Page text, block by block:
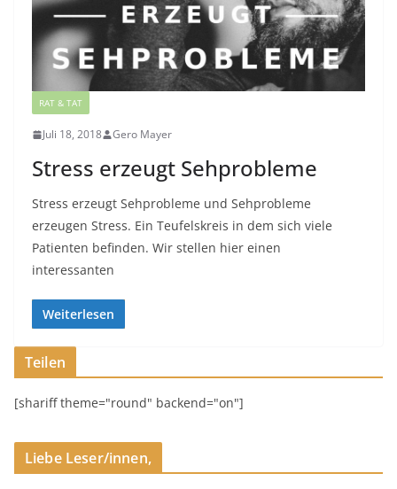
RAT & TAT
Juli 18, 2018 Gero Mayer
Stress erzeugt Sehprobleme
Stress erzeugt Sehprobleme und Sehprobleme
erzeugen Stress. Ein Teufelskreis in dem sich viele
Patienten befinden. Wir stellen hier einen
interessanten
Weiterlesen
Teilen
[shariff theme="round" backend="on"]
Liebe Leser/innen,